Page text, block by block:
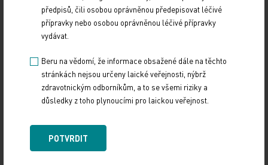
Zdroj: ČTK
Sdílejte článek
předpisů, čili osobou oprávněnou předepisovat léčivé
přípravky nebo osobou oprávněnou léčivé přípravky
vydávat.
Beru na vědomí, že informace obsažené dále na těchto
stránkách nejsou určeny laické veřejnosti, nýbrž
zdravotnickým odborníkům, a to se všemi riziky a
důsledky z toho plynoucími pro laickou veřejnost.
POTVRDIT